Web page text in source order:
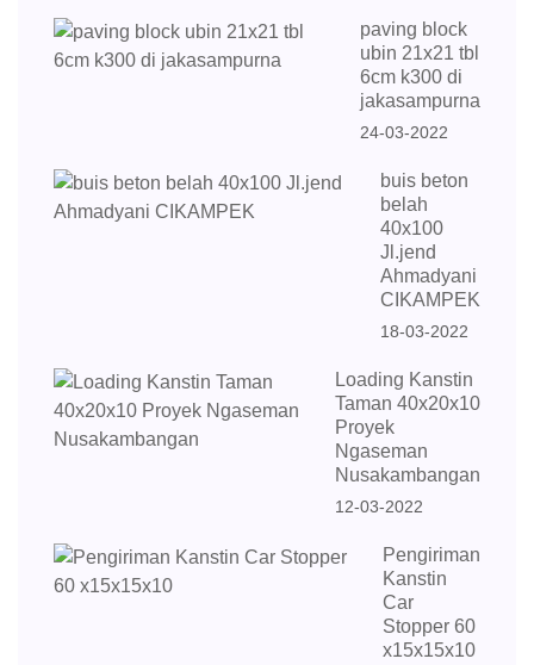
paving block
ubin 21x21 tbl
6cm k300 di
jakasampurna
24-03-2022
buis beton
belah
40x100
Jl.jend
Ahmadyani
CIKAMPEK
18-03-2022
Loading Kanstin
Taman 40x20x10
Proyek
Ngaseman
Nusakambangan
12-03-2022
Pengiriman
Kanstin
Car
Stopper 60
x15x15x10